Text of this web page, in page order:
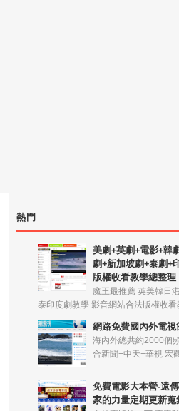
熱門
美劇+英劇+電影+韓
劇+新加坡劇+泰劇+
版權收看教學總整理
魔王最推薦 英美韓日
泰印度劇教學 影音網站合法版權收看
網路免費國內外電
海內外總共約2000個
合新聞+中天+華視 宏
免費電影大本營-遠
家的力量定期更新蒐